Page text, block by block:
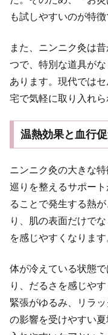
も試しやすいのが特徴
また、ニンニク灸は
つで、特別な道具が
あります。現代では
宅で気軽に取り入れら
温熱効果と血行
ニンニク灸の大きな
巡りを整えるサポー
ることで発生する熱
り、肌の表面だけで
を感じやすくなります
体が冷えている状態
り、だるさを感じや
緊張がゆるみ、リラ
の影響を受けやすい